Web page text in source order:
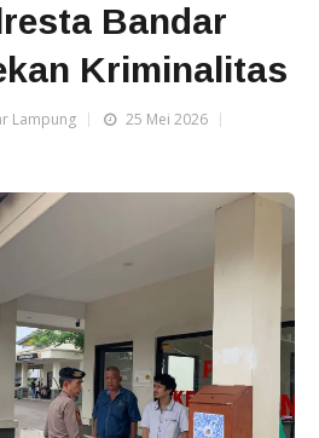
Bandar
Kriminalitas
Lampung
25 Mei 2026